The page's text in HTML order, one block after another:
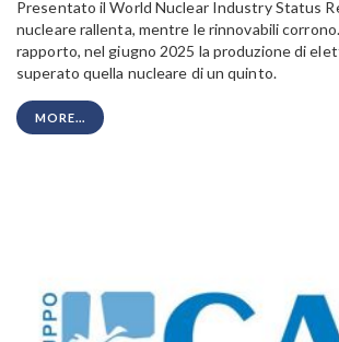
Presentato il World Nuclear Industry Status
nucleare rallenta, mentre le rinnovabili
rapporto, nel giugno 2025 la produzione di
superato quella nucleare di un quinto.
MORE...